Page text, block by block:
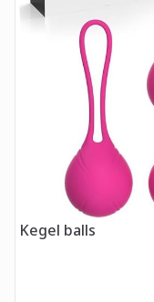
Kegel balls